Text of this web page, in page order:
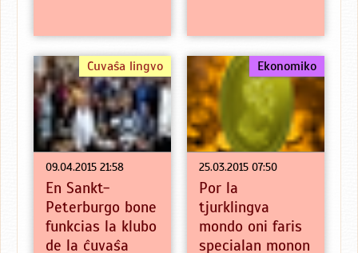
09.04.2015 21:58
Ĉuvaŝa lingvo
En Sankt-
Peterburgo bone
funkcias la klubo
de la ĉuvaŝa
25.03.2015 07:50
Ekonomiko
Por la
tjurklingva
mondo oni faris
specialan monon